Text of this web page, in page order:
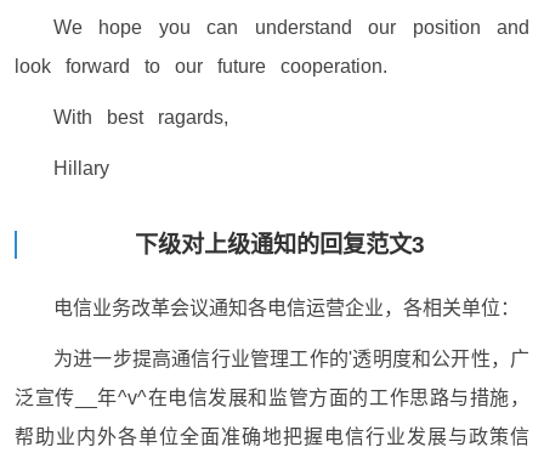
We hope you can understand our position and
look forward to our future cooperation.
With best ragards,
Hillary
下级对上级通知的回复范文3
电信业务改革会议通知各电信运营企业，各相关单位：
为进一步提高通信行业管理工作的'透明度和公开性，广
泛宣传__年^v^在电信发展和监管方面的工作思路与措施，
帮助业内外各单位全面准确地把握电信行业发展与政策信